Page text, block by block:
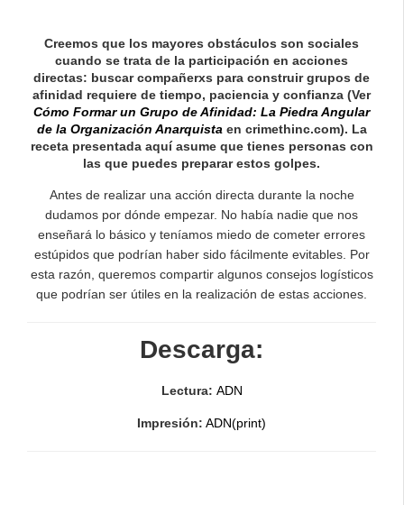
Creemos que los mayores obstáculos son sociales
cuando se trata de la participación en acciones
directas: buscar compañerxs para construir grupos de
afinidad requiere de tiempo, paciencia y confianza (Ver
Cómo Formar un Grupo de Afinidad: La Piedra Angular
de la Organización Anarquista en crimethinc.com). La
receta presentada aquí asume que tienes personas con
las que puedes preparar estos golpes.
Antes de realizar una acción directa durante la noche
dudamos por dónde empezar. No había nadie que nos
enseñará lo básico y teníamos miedo de cometer errores
estúpidos que podrían haber sido fácilmente evitables. Por
esta razón, queremos compartir algunos consejos logísticos
que podrían ser útiles en la realización de estas acciones.
Descarga:
Lectura: ADN
Impresión: ADN(print)